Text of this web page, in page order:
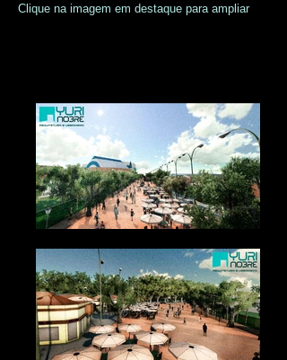
Clique na imagem em destaque para ampliar